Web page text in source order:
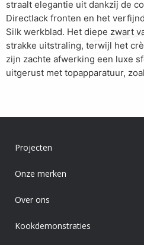
straalt elegantie uit dankzij de
Directlack fronten en het
Silk werkblad. Het diepe zwart
strakke uitstraling, terwijl het
zijn zachte afwerking een luxe
uitgerust met topapparatuur,
Projecten
Onze merken
Over ons
Kookdemonstraties